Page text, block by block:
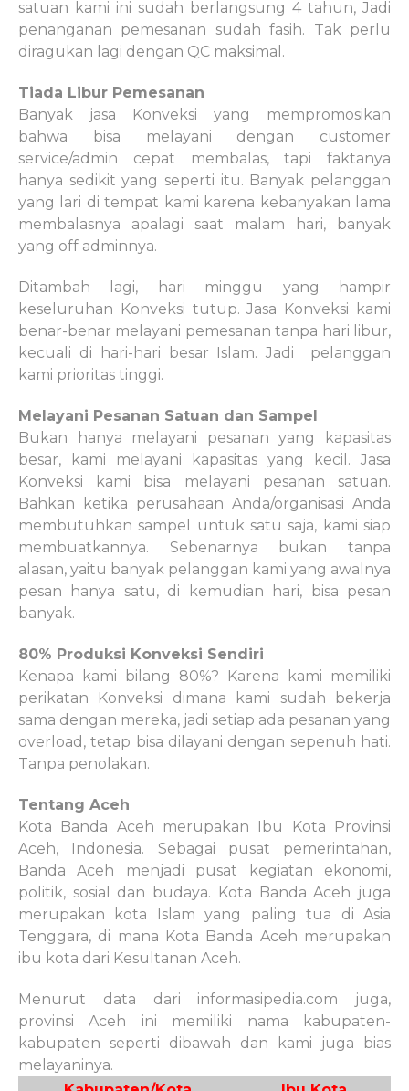
satuan kami ini sudah berlangsung 4 tahun, Jadi
penanganan pemesanan sudah fasih. Tak perlu
diragukan lagi dengan QC maksimal.
Tiada Libur Pemesanan
Banyak jasa Konveksi yang mempromosikan
bahwa bisa melayani dengan customer
service/admin cepat membalas, tapi faktanya
hanya sedikit yang seperti itu. Banyak pelanggan
yang lari di tempat kami karena kebanyakan lama
membalasnya apalagi saat malam hari, banyak
yang off adminnya.
Ditambah lagi, hari minggu yang hampir
keseluruhan Konveksi tutup. Jasa Konveksi kami
benar-benar melayani pemesanan tanpa hari libur,
kecuali di hari-hari besar Islam. Jadi
pelanggan
kami prioritas tinggi.
Melayani Pesanan Satuan dan Sampel
Bukan hanya melayani pesanan yang kapasitas
besar, kami melayani kapasitas yang kecil. Jasa
Konveksi kami bisa melayani pesanan satuan.
Bahkan ketika perusahaan Anda/organisasi Anda
membutuhkan sampel untuk satu saja, kami siap
membuatkannya. Sebenarnya bukan tanpa
alasan, yaitu banyak pelanggan kami yang awalnya
pesan hanya satu, di kemudian hari, bisa pesan
banyak.
80% Produksi Konveksi Sendiri
Kenapa kami bilang 80%? Karena kami memiliki
perikatan Konveksi dimana kami sudah bekerja
sama dengan mereka, jadi setiap ada pesanan yang
overload, tetap bisa dilayani dengan sepenuh hati.
Tanpa penolakan.
Tentang Aceh
Kota Banda Aceh merupakan Ibu Kota Provinsi
Aceh, Indonesia. Sebagai pusat pemerintahan,
Banda Aceh menjadi pusat kegiatan ekonomi,
politik, sosial dan budaya. Kota Banda Aceh juga
merupakan kota Islam yang paling tua di Asia
Tenggara, di mana Kota Banda Aceh merupakan
ibu kota dari Kesultanan Aceh.
Menurut data dari informasipedia.com juga,
provinsiAceh ini memiliki nama kabupaten-
kabupaten seperti dibawah dan kami juga bias
melayaninya.